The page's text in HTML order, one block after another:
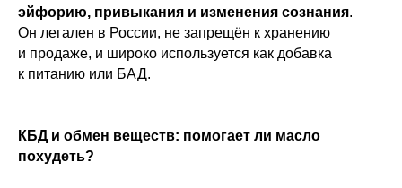
эйфорию, привыкания и изменения сознания.
Он легален в России, не запрещён к хранению
и продаже, и широко используется как добавка
к питанию или БАД.
КБД и обмен веществ: помогает ли масло
похудеть?